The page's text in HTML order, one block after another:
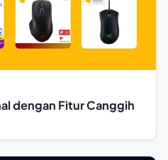
dengan Fitur Canggih